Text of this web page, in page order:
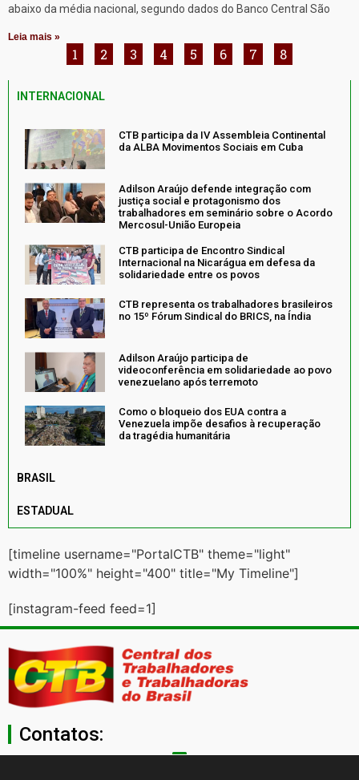
abaixo da média nacional, segundo dados do Banco Central São
Leia mais »
1 2 3 4 5 6 7 8
INTERNACIONAL
CTB participa da IV Assembleia Continental
da ALBA Movimentos Sociais em Cuba
Adilson Araújo defende integração com
justiça social e protagonismo dos
trabalhadores em seminário sobre o Acordo
Mercosul-União Europeia
CTB participa de Encontro Sindical
Internacional na Nicarágua em defesa da
solidariedade entre os povos
CTB representa os trabalhadores brasileiros
no 15º Fórum Sindical do BRICS, na Índia
Adilson Araújo participa de
videoconferência em solidariedade ao povo
venezuelano após terremoto
Como o bloqueio dos EUA contra a
Venezuela impõe desafios à recuperação
da tragédia humanitária
BRASIL
ESTADUAL
[timeline username="PortalCTB" theme="light"
width="100%" height="400" title="My Timeline"]
[instagram-feed feed=1]
Contatos: